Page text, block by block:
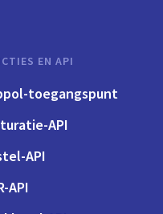
EN API
toegangspunt
API
API
API